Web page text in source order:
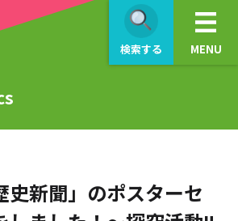
検索する MENU
史新聞」のポスターセ